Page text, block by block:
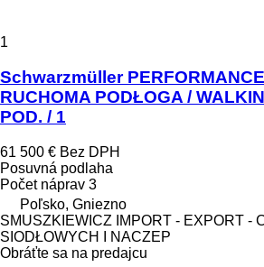
1
Schwarzmüller
RUCHOMA PODŁOGA /
POD. / 1
61 500 € Bez DPH
Posuvná podlaha
Počet náprav 3
Poľsko, Gniezno
SMUSZKIEWICZ IMPORT - EXPORT -
SIODŁOWYCH I NACZEP
Obráťte sa na predajcu